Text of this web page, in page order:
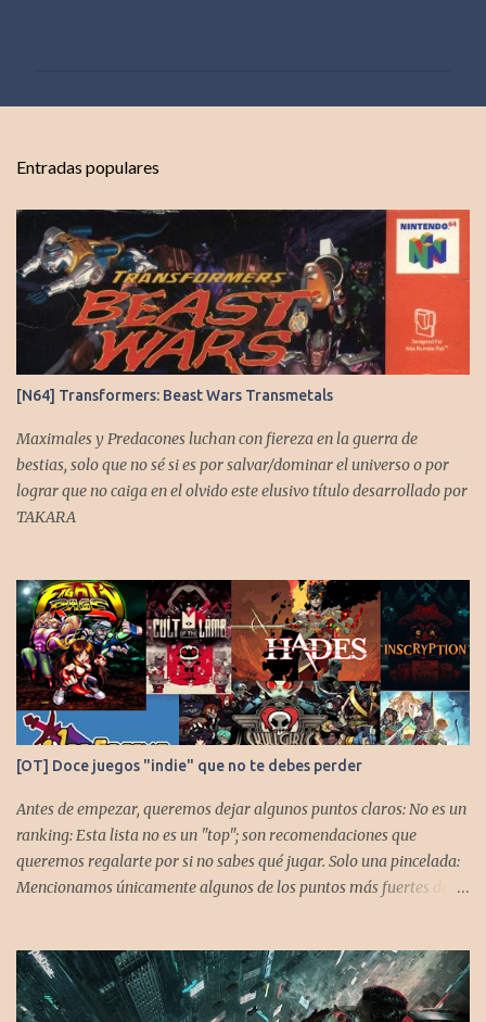
r
i
o
s
Entradas populares
[N64] Transformers: Beast Wars Transmetals
Maximales y Predacones luchan con fiereza en la guerra de
bestias, solo que no sé si es por salvar/dominar el universo o por
lograr que no caiga en el olvido este elusivo título desarrollado por
TAKARA
[OT] Doce juegos "indie" que no te debes perder
Antes de empezar, queremos dejar algunos puntos claros: No es un
ranking: Esta lista no es un "top"; son recomendaciones que
queremos regalarte por si no sabes qué jugar. Solo una pincelada:
Mencionamos únicamente algunos de los puntos más fuertes de
asegurar que, al menos uno, se adapte a tus gustos. Si te gusta este
tipo de contenido, háznoslo saber para crear nuevas entradas con
otros doce juegos imprescindibles. Cuphead En la mente de los dos